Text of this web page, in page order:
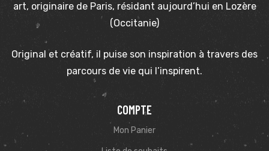
art, originaire de Paris, résidant aujourd’hui en Lozère
(Occitanie)
Original et créatif, il puise son inspiration à travers des
parcours de vie qui l’inspirent.
COMPTE
Mon Panier